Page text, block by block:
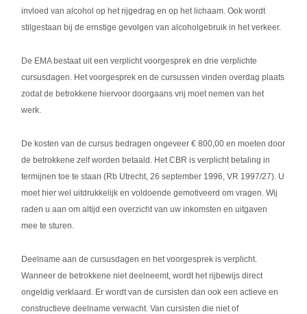
invloed van alcohol op het rijgedrag en op het lichaam. Ook wordt
stilgestaan bij de ernstige gevolgen van alcoholgebruik in het verkeer.
De EMA bestaat uit een verplicht voorgesprek en drie verplichte
cursusdagen. Het voorgesprek en de cursussen vinden overdag plaats
zodat de betrokkene hiervoor doorgaans vrij moet nemen van het
werk.
De kosten van de cursus bedragen ongeveer € 800,00 en moeten door
de betrokkene zelf worden betaald. Het CBR is verplicht betaling in
termijnen toe te staan (Rb Utrecht, 26 september 1996, VR 1997/27). U
moet hier wel uitdrukkelijk en voldoende gemotiveerd om vragen. Wij
raden u aan om altijd een overzicht van uw inkomsten en uitgaven
mee te sturen.
Deelname aan de cursusdagen en het voorgesprek is verplicht.
Wanneer de betrokkene niet deelneemt, wordt het rijbewijs direct
ongeldig verklaard. Er wordt van de cursisten dan ook een actieve en
constructieve deelname verwacht. Van cursisten die niet of